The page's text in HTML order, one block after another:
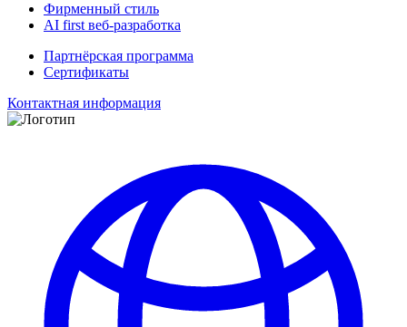
Фирменный стиль
AI first веб-разработка
Партнёрская программа
Сертификаты
Контактная информация